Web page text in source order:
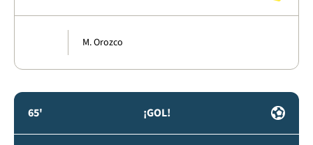
M. Orozco
65' ¡GOL!